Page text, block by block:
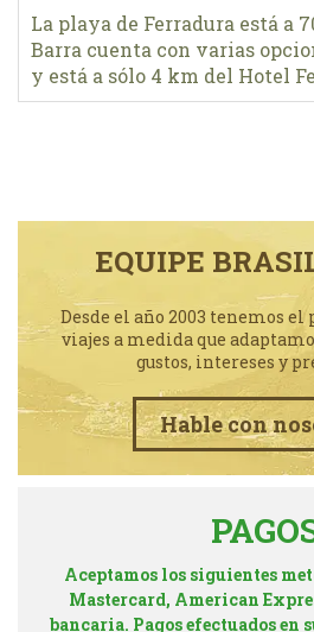
La playa de Ferradura está a
Barra cuenta con varias
y está a sólo 4 km del Hotel
EQUIPE
Desde el año 2003 tenemos
viajes a medida que
gustos, intereses y
Hable con
Aceptamos los siguientes
Mastercard, American
bancaria. Pagos efectuados en